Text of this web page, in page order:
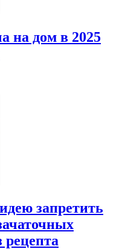
на дом в 2025
запретить
рецепта